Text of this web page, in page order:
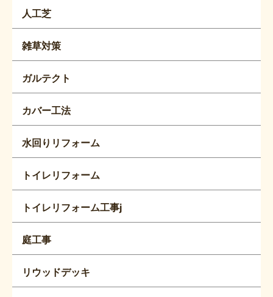
人工芝
雑草対策
ガルテクト
カバー工法
水回りリフォーム
トイレリフォーム
トイレリフォーム工事j
庭工事
リウッドデッキ